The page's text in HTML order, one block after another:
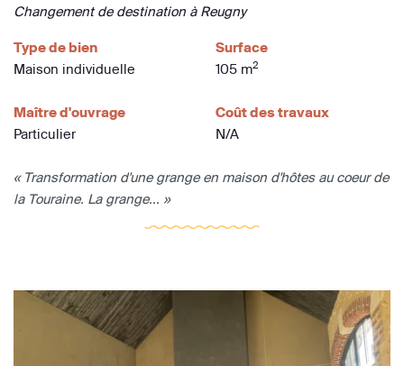
Changement de destination à Reugny
Type de bien
Maison individuelle
Surface
105 m2
Maître d'ouvrage
Particulier
Coût des travaux
N/A
« Transformation d'une grange en maison d'hôtes au coeur de
la Touraine. La grange... »